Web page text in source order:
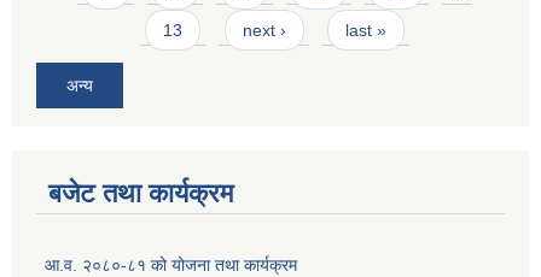
13 next › last »
अन्य
बजेट तथा कार्यक्रम
आ.व. २०८०-८१ को योजना तथा कार्यक्रम